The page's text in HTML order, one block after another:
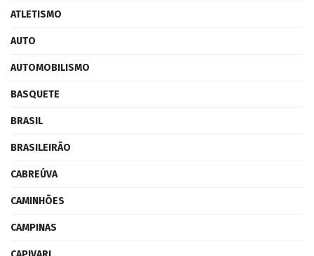
ATLETISMO
AUTO
AUTOMOBILISMO
BASQUETE
BRASIL
BRASILEIRÃO
CABREÚVA
CAMINHÕES
CAMPINAS